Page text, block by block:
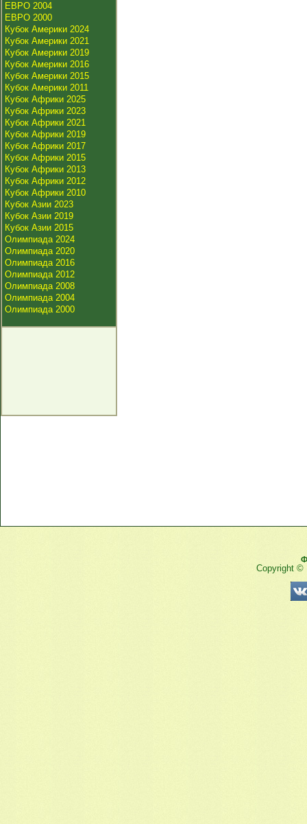
ЕВРО 2004
ЕВРО 2000
Кубок Америки 2024
Кубок Америки 2021
Кубок Америки 2019
Кубок Америки 2016
Кубок Америки 2015
Кубок Америки 2011
Кубок Африки 2025
Кубок Африки 2023
Кубок Африки 2021
Кубок Африки 2019
Кубок Африки 2017
Кубок Африки 2015
Кубок Африки 2013
Кубок Африки 2012
Кубок Африки 2010
Кубок Азии 2023
Кубок Азии 2019
Кубок Азии 2015
Олимпиада 2024
Олимпиада 2020
Олимпиада 2016
Олимпиада 2012
Олимпиада 2008
Олимпиада 2004
Олимпиада 2000
Copyright ©